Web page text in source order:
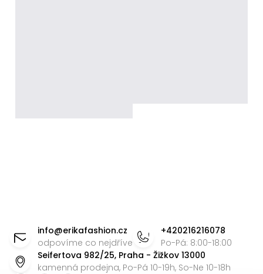
info@erikafashion.cz
odpovíme co nejdříve
+420216216078
Po-Pá: 8:00-18:00
Seifertova 982/25, Praha - Žižkov 13000
kamenná prodejna, Po-Pá 10-19h, So-Ne 10-18h